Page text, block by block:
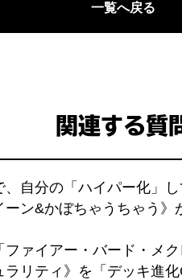
一覧へ戻る
関連する質
自分の「ハイパー化」し
ーン&かぼちゃうちゃう》
ファイアー・バード・メ
リティ》を「デッキ進